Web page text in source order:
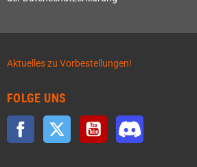
Aktuelles zu Vorbestellungen!
FOLGE UNS
Facebook Twitter YouTube